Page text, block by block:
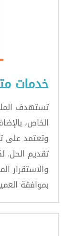
خدمات
تستهدف
الخاص،
وتعتمد على
تقديم الحل.
والاستقرار
بموافقة